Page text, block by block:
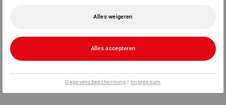
OVERZICHT VAN DE
BESCHERMINGSKLASSEN
Alles weigeren
Alles accepteren
Gegevensbescherming | Impressum